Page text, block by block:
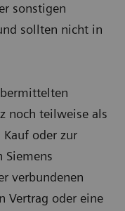
sonstigen
sollten nicht in
noch teilweise als
oder zur
Siemens
verbundenen
Vertrag oder eine